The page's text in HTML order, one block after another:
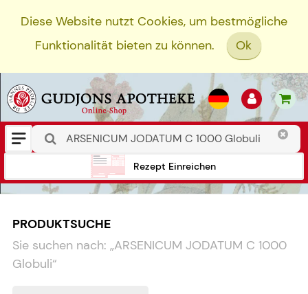
Diese Website nutzt Cookies, um bestmögliche
Funktionalität bieten zu können.
Ok
Rezept Einreichen
PRODUKTSUCHE
Sie suchen nach: „ARSENICUM JODATUM C 1000
Globuli“